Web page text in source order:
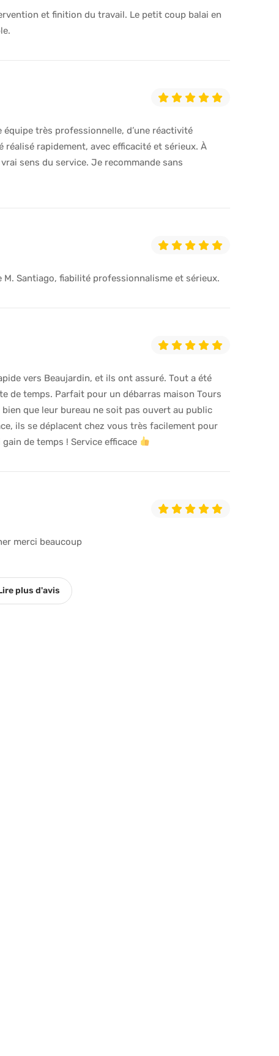
et finition du travail. Le petit coup balai en
très professionnelle, d’une réactivité
réalisé rapidement, avec efficacité et sérieux. À
sens du service. Je recommande sans
M. Santiago, fiabilité professionnalisme et sérieux.
vers Beaujardin, et ils ont assuré. Tout a été
de temps. Parfait pour un débarras maison Tours
que leur bureau ne soit pas ouvert au public
ils se déplacent chez vous très facilement pour
de temps ! Service efficace
merci beaucoup
plus d'avis